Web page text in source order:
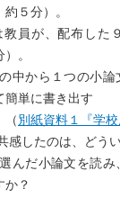
約５分）。
員が、配布した
。
中から１つの小論
簡単に書き出す
別紙資料１『学校
したのは、どうい
だ小論文を読み
か？